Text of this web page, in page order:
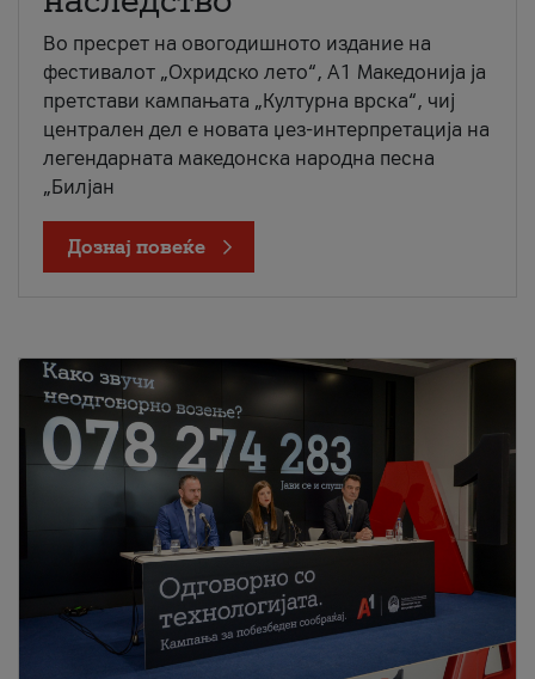
Во пресрет на овогодишното издание на
фестивалот „Охридско лето“, А1 Македонија ја
претстави кампањата „Културна врска“, чиј
централен дел е новата џез-интерпретација на
легендарната македонска народна песна
„Билјан
Дознај повеќе